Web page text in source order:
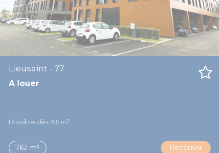
Lieusaint - 77
A louer
Divisible dès 156 m²
762 m² Découvrir